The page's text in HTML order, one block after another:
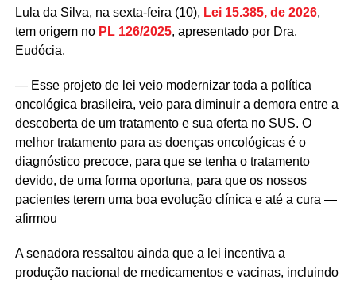
Lula da Silva, na sexta-feira (10), Lei 15.385, de 2026,
tem origem no PL 126/2025, apresentado por Dra.
Eudócia.
— Esse projeto de lei veio modernizar toda a política
oncológica brasileira, veio para diminuir a demora entre a
descoberta de um tratamento e sua oferta no SUS. O
melhor tratamento para as doenças oncológicas é o
diagnóstico precoce, para que se tenha o tratamento
devido, de uma forma oportuna, para que os nossos
pacientes terem uma boa evolução clínica e até a cura —
afirmou
A senadora ressaltou ainda que a lei incentiva a
produção nacional de medicamentos e vacinas, incluindo